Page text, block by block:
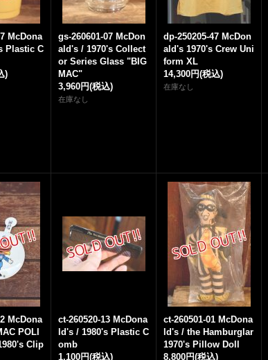
McDona
Plastic C
)
gs-260601-07 McDon
ald's / 1970's Collect
or Series Glass "BIG
MAC"
3,960円(税込)
在庫なし
dp-250205-47 McDon
ald's 1970's Crew Uni
form XL
14,300円(税込)
在庫なし
McDona
POLI
Clip
ct-260520-13 McDona
ld's / 1980's Plastic C
omb
1,100円(税込)
ct-260501-01 McDona
ld's / the Hamburglar
1970's Pillow Doll
8,800円(税込)